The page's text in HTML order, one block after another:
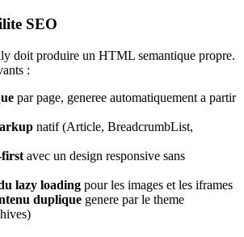
SEO
doit produire un HTML semantique propre.
:
par page, generee automatiquement a partir
natif (Article, BreadcrumbList,
first avec un design responsive sans
lazy loading pour les images et les iframes
duplique genere par le theme